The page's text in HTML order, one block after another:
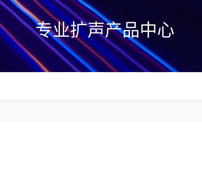
AI智慧沉浸式扩声系统
AI智慧声光影系统
轻松悦唱KT系列
剧院音响
演出音响
其它
专业扩声产品中心